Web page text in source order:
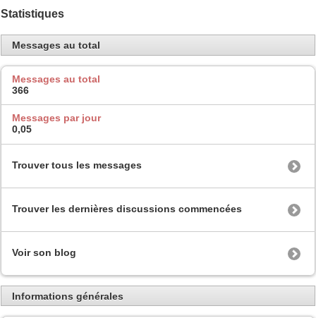
Statistiques
Messages au total
Messages au total
366
Messages par jour
0,05
Trouver tous les messages
Trouver les dernières discussions commencées
Voir son blog
Informations générales